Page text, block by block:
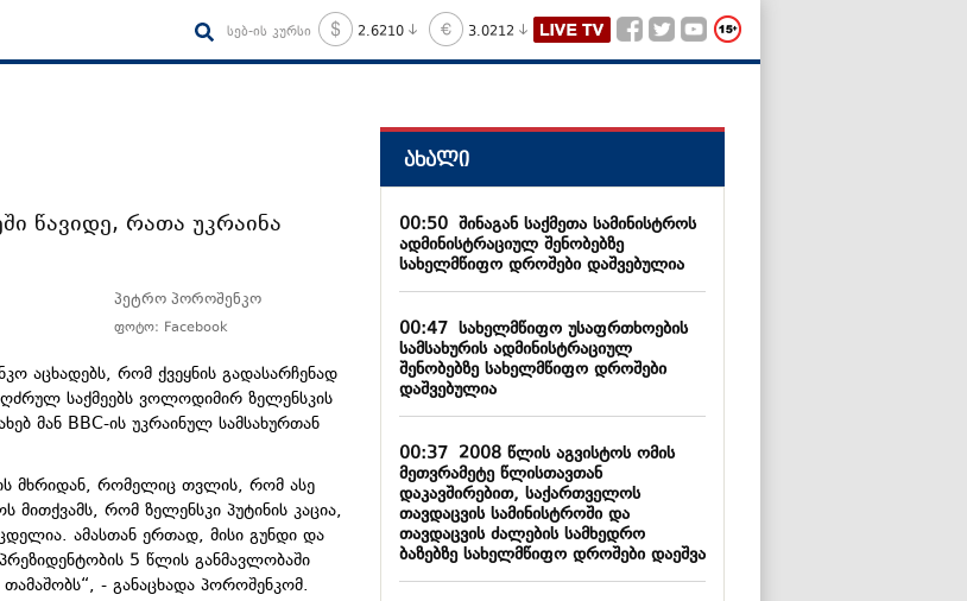
სებ-ის კურსი 2.6210 3.0212
წავიდე, რათა უკრაინა
პეტრო პოროშენკო
ფოტო: Facebook
აცხადებს, რომ ქვეყნის გადასარჩენად
საქმეებს ვოლოდიმირ ზელენსკის
მან BBC-ის უკრაინულ სამსახურთან
მხრიდან, რომელიც თვლის, რომ ასე
რომ ზელენსკი პუტინის კაცია,
ამასთან ერთად, მისი გუნდი და
5 წლის განმავლობაში
- განაცხადა პოროშენკომ.
ახალი
00:50შინაგან საქმეთა სამინისტროს
ადმინისტრაციულ შენობებზე
სახელმწიფო დროშები დაშვებულია
00:47სახელმწიფო უსაფრთხოების
სამსახურის ადმინისტრაციულ
შენობებზე სახელმწიფო დროშები
დაშვებულია
00:372008 წლის აგვისტოს ომის
მეთვრამეტე წლისთავთან
დაკავშირებით, საქართველოს
თავდაცვის სამინისტროში და
თავდაცვის ძალების სამხედრო
ბაზებზე სახელმწიფო დროშები დაეშვა